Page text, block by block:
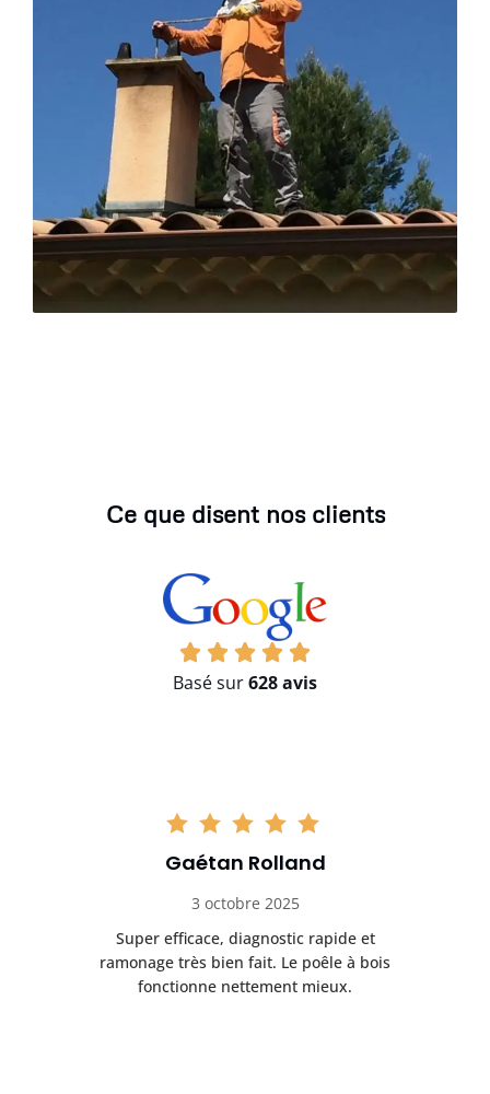
Ce que disent nos clients
Basé sur628 avis
Gaétan Rolland
3 octobre 2025
Super efficace, diagnostic rapide et
ramonage très bien fait. Le poêle à bois
fonctionne nettement mieux.